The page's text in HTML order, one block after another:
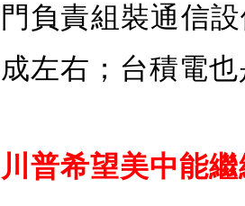
門負責組裝通信
成左右；台積電
川普希望美中能